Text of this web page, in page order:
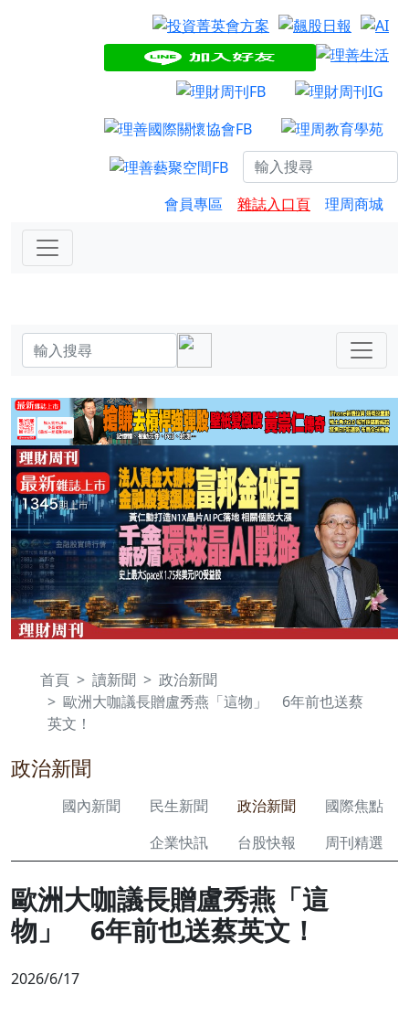
會員專區 雜誌入口頁 理周商城
首頁 讀新聞
政治新聞
歐洲大咖議長贈盧秀燕「這物」 6年前也送蔡
英文！
政治新聞
國內新聞 民生新聞 政治新聞
國際焦點
企業快訊
台股快報 周刊精選
歐洲大咖議長贈盧秀燕「這
物」 6年前也送蔡英文！
2026/6/17